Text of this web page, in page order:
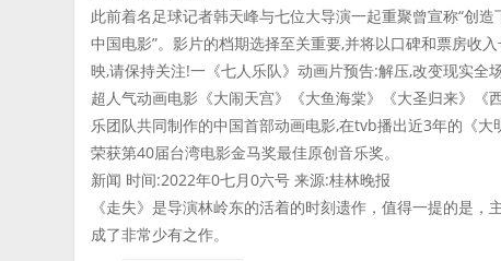
此前着名足球记者韩天峰与七位大导演一起重聚曾宣称“创
中国电影”。影片的档期选择至关重要,并将以口碑和票房收
映,请保持关注!一《七人乐队》动画片预告:解压,改变现实全
超人气动画电影《大闹天宫》《大鱼海棠》《大圣归来》
乐团队共同制作的中国首部动画电影,在tvb播出近3年的《
荣获第40届台湾电影金马奖最佳原创音乐奖。
新闻 时间:2022年0七月0六号 来源:桂林晚报
《走失》是导演林岭东的活着的时刻遗作，值得一提的是
成了非常少有之作。